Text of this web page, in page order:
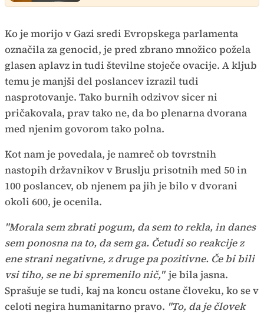
Ko je morijo v Gazi sredi Evropskega parlamenta
označila za genocid, je pred zbrano množico požela
glasen aplavz in tudi številne stoječe ovacije. A kljub
temu je manjši del poslancev izrazil tudi
nasprotovanje. Tako burnih odzivov sicer ni
pričakovala, prav tako ne, da bo plenarna dvorana
med njenim govorom tako polna.
Kot nam je povedala, je namreč ob tovrstnih
nastopih državnikov v Bruslju prisotnih med 50 in
100 poslancev, ob njenem pa jih je bilo v dvorani
okoli 600, je ocenila.
"Morala sem zbrati pogum, da sem to rekla, in danes
sem ponosna na to, da sem ga. Četudi so reakcije z
ene strani negativne, z druge pa pozitivne. Če bi bili
vsi tiho, se ne bi spremenilo nič," je bila jasna.
Sprašuje se tudi, kaj na koncu ostane človeku, ko se v
celoti negira humanitarno pravo. "To, da je človek